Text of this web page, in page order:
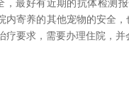
最好有近期的抗体检测报
内寄养的其他宠物的安全
疗要求，需要办理住院，